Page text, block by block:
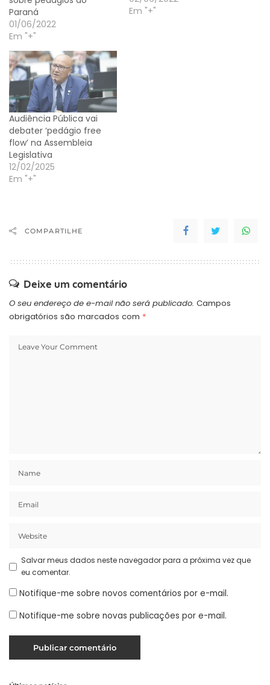
Paraná
01/06/2022
Em "+"
Em "+"
Audiência Pública vai
debater ‘pedágio free
flow’ na Assembleia
Legislativa
12/02/2025
Em "+"
COMPARTILHE
Deixe um comentário
O seu endereço de e-mail não será publicado. Campos
obrigatórios são marcados com *
Salvar meus dados neste navegador para a próxima vez que
eu comentar.
Notifique-me sobre novos comentários por e-mail.
Notifique-me sobre novas publicações por e-mail.